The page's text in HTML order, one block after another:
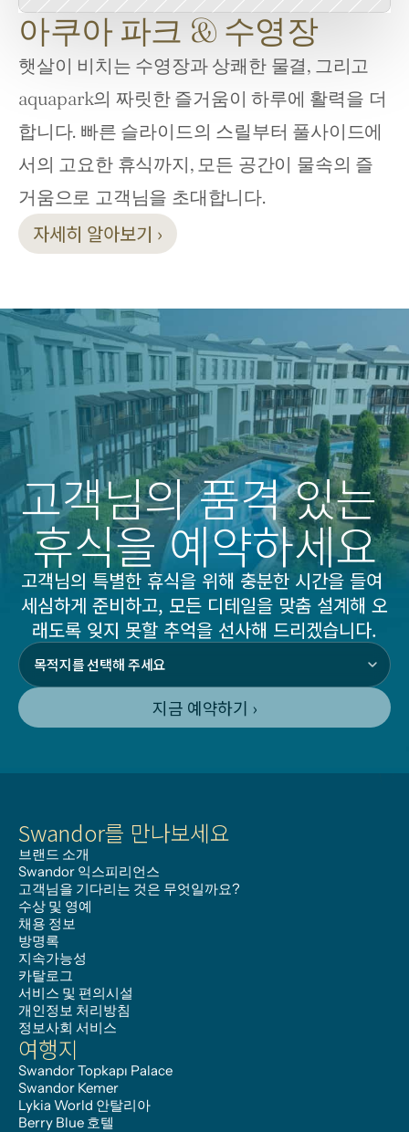
아쿠아 파크 & 수영장
햇살이 비치는 수영장과 상쾌한 물결, 그리고
aquapark의 짜릿한 즐거움이 하루에 활력을 더
합니다. 빠른 슬라이드의 스릴부터 풀사이드에
서의 고요한 휴식까지, 모든 공간이 물속의 즐
거움으로 고객님을 초대합니다.
자세히 알아보기 ›
고객님의 품격 있는
휴식을 예약하세요
고객님의 특별한 휴식을 위해 충분한 시간을 들여
세심하게 준비하고, 모든 디테일을 맞춤 설계해 오
래도록 잊지 못할 추억을 선사해 드리겠습니다.
지금 예약하기 ›
Swandor를 만나보세요
브랜드 소개
Swandor 익스피리언스
고객님을 기다리는 것은 무엇일까요?
수상 및 영예
채용 정보
방명록
지속가능성
카탈로그
서비스 및 편의시설
개인정보 처리방침
정보사회 서비스
여행지
Swandor Topkapı Palace
Swandor Kemer
Lykia World 안탈리아
Berry Blue 호텔